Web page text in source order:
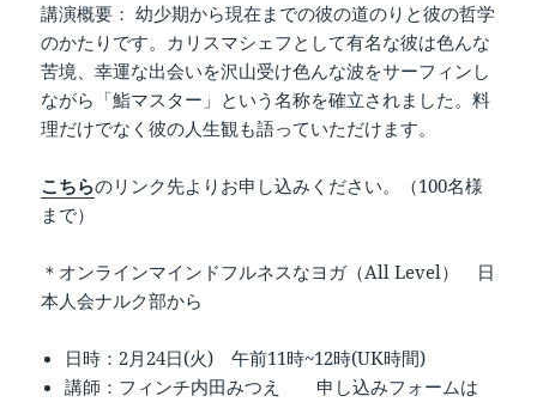
講演概要： 幼少期から現在までの彼の道のりと彼の哲学
のかたりです。カリスマシェフとして有名な彼は色んな
苦境、幸運な出会いを沢山受け色んな波をサーフィンし
ながら「鮨マスター」という名称を確立されました。料
理だけでなく彼の人生観も語っていただけます。
こちらのリンク先よりお申し込みください。（100名様
まで）
＊オンラインマインドフルネスなヨガ（All Level） 日
本人会ナルク部から
日時：2月24日(火) 午前11時~12時(UK時間)
講師：フィンチ内田みつえ 申し込みフォームは